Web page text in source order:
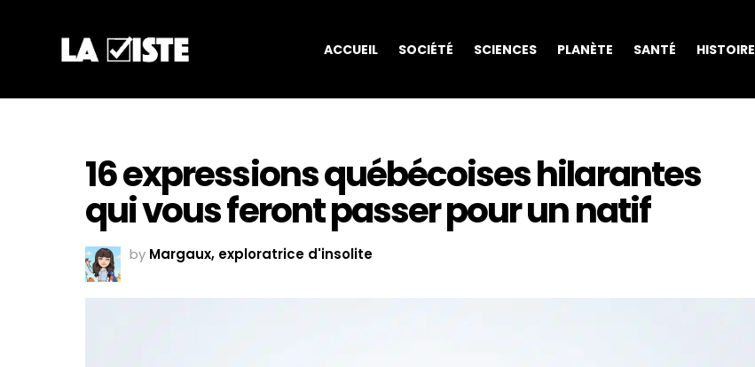
ACCUEIL SOCIÉTÉ SCIENCES PLANÈTE SANTÉ HISTOIRE
16 expressions québécoises hilarantes
qui vous feront passer pour un natif
by Margaux, exploratrice d'insolite